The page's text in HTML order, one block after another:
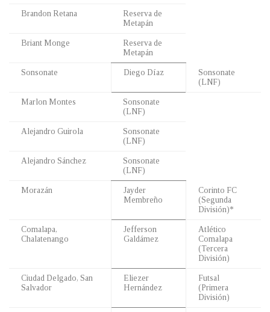
Brandon Retana
Reserva de
Metapán
Briant Monge
Reserva de
Metapán
Sonsonate Diego Díaz
Sonsonate
(LNF)
Marlon Montes
Sonsonate
(LNF)
Alejandro Guirola
Sonsonate
(LNF)
Alejandro Sánchez
Sonsonate
(LNF)
Morazán
Jayder
Membreño
Corinto FC
(Segunda
División)*
Comalapa,
Chalatenango
Jefferson
Galdámez
Atlético
Comalapa
(Tercera
División)
Ciudad Delgado, San
Salvador
Eliezer
Hernández
Futsal
(Primera
División)